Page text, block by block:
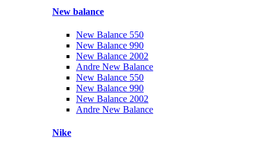
New balance
New Balance 550
New Balance 990
New Balance 2002
Andre New Balance
New Balance 550
New Balance 990
New Balance 2002
Andre New Balance
Nike